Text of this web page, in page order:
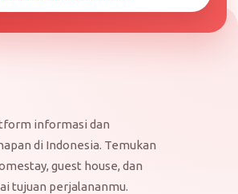
informasi dan
di Indonesia. Temukan
guest house, dan
tujuan perjalananmu.